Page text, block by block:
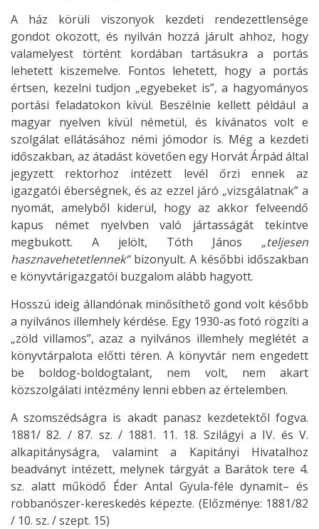
A ház körüli viszonyok kezdeti rendezettlensége
gondot okozott, és nyilván hozzá járult ahhoz, hogy
valamelyest történt kordában tartásukra a portás
lehetett kiszemelve. Fontos lehetett, hogy a portás
értsen, kezelni tudjon „egyebeket is”, a hagyományos
portási feladatokon kívül. Beszélnie kellett például a
magyar nyelven kívül németül, és kívánatos volt e
szolgálat ellátásához némi jómodor is. Még a kezdeti
időszakban, az átadást követően egy Horvát Árpád által
jegyzett rektorhoz intézett levél őrzi ennek az
igazgatói éberségnek, és az ezzel járó „vizsgálatnak” a
nyomát, amelyből kiderül, hogy az akkor felveendő
kapus német nyelvben való jártasságát tekintve
megbukott. A jelölt, Tóth János „teljesen
hasznavehetetlennek” bizonyult. A későbbi időszakban
e könyvtárigazgatói buzgalom alább hagyott.
Hosszú ideig állandónak minősíthető gond volt később
a nyilvános illemhely kérdése. Egy 1930-as fotó rögzíti a
„zöld villamos”, azaz a nyilvános illemhely meglétét a
könyvtárpalota előtti téren. A könyvtár nem engedett
be boldog-boldogtalant, nem volt, nem akart
közszolgálati intézmény lenni ebben az értelemben.
A szomszédságra is akadt panasz kezdetektől fogva.
1881/ 82. / 87. sz. / 1881. 11. 18. Szilágyi a IV. és V.
alkapitányságra, valamint a Kapitányi Hivatalhoz
beadványt intézett, melynek tárgyát a Barátok tere 4.
sz. alatt működő Éder Antal Gyula-féle dynamit– és
robbanószer-kereskedés képezte. (Előzménye: 1881/82
/ 10. sz. / szept. 15)